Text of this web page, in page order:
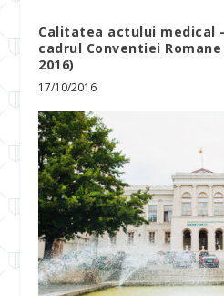
Calitatea actului medical
cadrul Conventiei
2016)
17/10/2016